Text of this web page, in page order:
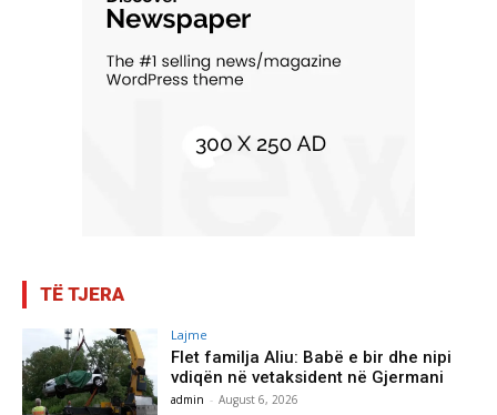
TË TJERA
Lajme
Flet familja Aliu: Babë e bir dhe nipi
vdiqën në vetaksident në Gjermani
admin - August 6, 2026